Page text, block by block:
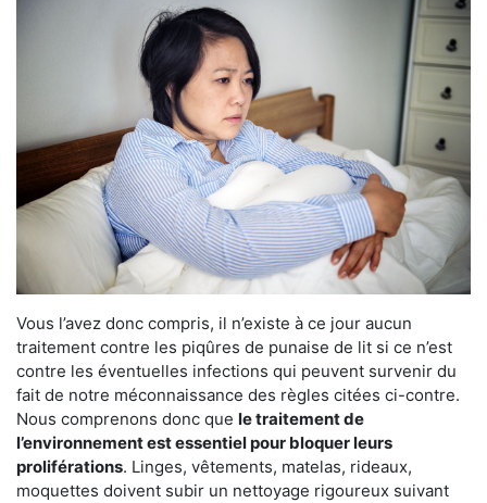
Vous l’avez donc compris, il n’existe à ce jour aucun
traitement contre les piqûres de punaise de lit si ce n’est
contre les éventuelles infections qui peuvent survenir du
fait de notre méconnaissance des règles citées ci-contre.
Nous comprenons donc que le traitement de
l’environnement est essentiel pour bloquer leurs
proliférations. Linges, vêtements, matelas, rideaux,
moquettes doivent subir un nettoyage rigoureux suivant